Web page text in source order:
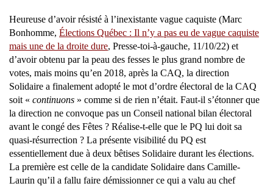
Heureuse d’avoir résisté à l’inexistante vague caquiste (Marc
Bonhomme, Élections Québec : Il n’y a pas eu de vague caquiste
mais une de la droite dure, Presse-toi-à-gauche, 11/10/22) et
d’avoir obtenu par la peau des fesses le plus grand nombre de
votes, mais moins qu’en 2018, après la CAQ, la direction
Solidaire a finalement adopté le mot d’ordre électoral de la CAQ
soit « continuons » comme si de rien n’était. Faut-il s’étonner que
la direction ne convoque pas un Conseil national bilan électoral
avant le congé des Fêtes ? Réalise-t-elle que le PQ lui doit sa
quasi-résurrection ? La présente visibilité du PQ est
essentiellement due à deux bêtises Solidaire durant les élections.
La première est celle de la candidate Solidaire dans Camille-
Laurin qu’il a fallu faire démissionner ce qui a valu au chef